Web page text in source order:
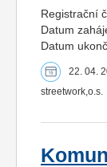
Registrační
Datum
Datum
22. 04.
streetwork,o.s.